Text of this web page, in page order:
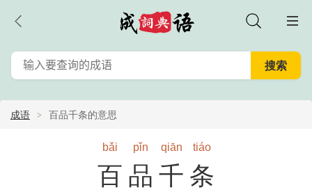
成语 百品千条的意思
bǎi pǐn qiān tiáo
百品千条